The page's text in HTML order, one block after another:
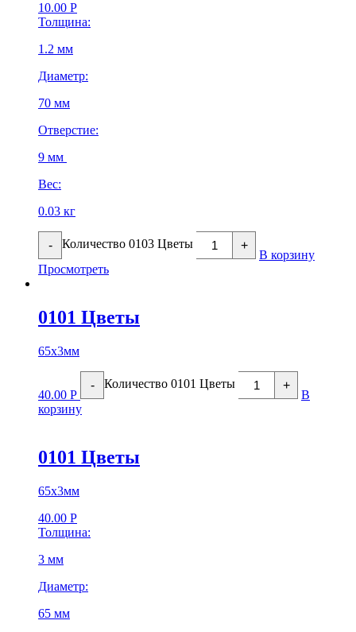
10.00 Р
Толщина:
1.2 мм
Диаметр:
70 мм
Отверстие:
9 мм
Вес:
0.03 кг
- Количество 0103 Цветы +
В корзину
Просмотреть
0101 Цветы
65х3мм
40.00 Р
- Количество 0101 Цветы +
В
корзину
0101 Цветы
65х3мм
40.00 Р
Толщина:
3 мм
Диаметр:
65 мм